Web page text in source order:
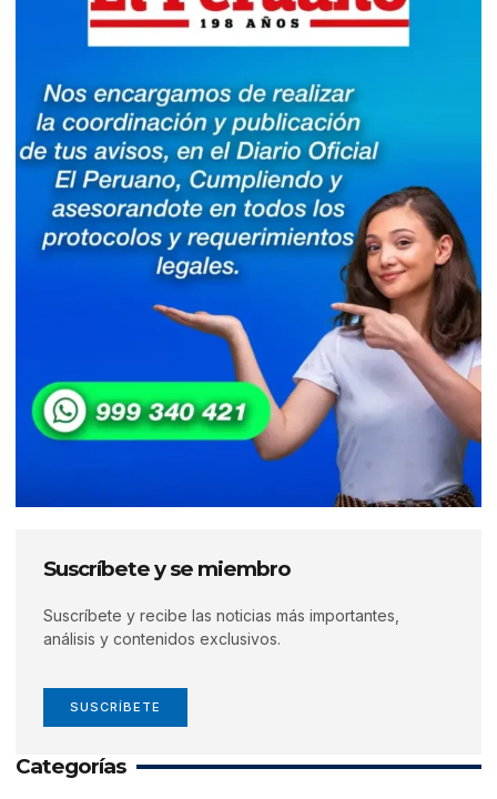
Suscríbete y se miembro
Suscríbete y recibe las noticias más importantes,
análisis y contenidos exclusivos.
SUSCRÍBETE
Categorías